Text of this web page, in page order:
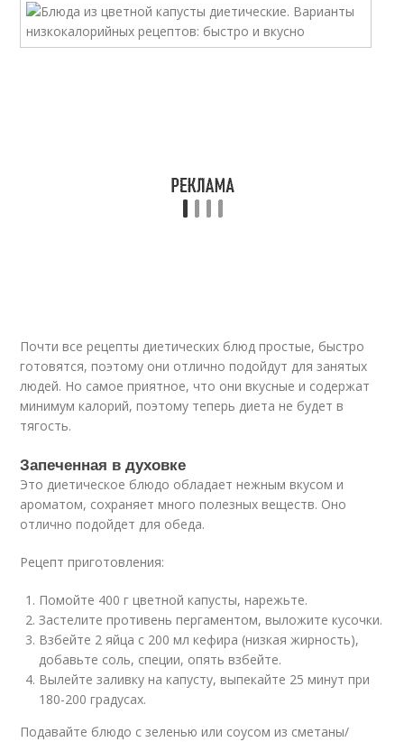
Почти все рецепты диетических блюд простые, быстро
готовятся, поэтому они отлично подойдут для занятых
людей. Но самое приятное, что они вкусные и содержат
минимум калорий, поэтому теперь диета не будет в
тягость.
Запеченная в духовке
Это диетическое блюдо обладает нежным вкусом и
ароматом, сохраняет много полезных веществ. Оно
отлично подойдет для обеда.
Рецепт приготовления:
Помойте 400 г цветной капусты, нарежьте.
Застелите противень пергаментом, выложите кусочки.
Взбейте 2 яйца с 200 мл кефира (низкая жирность),
добавьте соль, специи, опять взбейте.
Вылейте заливку на капусту, выпекайте 25 минут при
180-200 градусах.
Подавайте блюдо с зеленью или соусом из сметаны/